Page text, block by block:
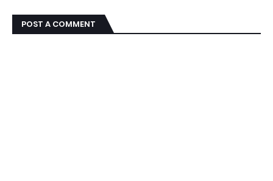
POST A COMMENT